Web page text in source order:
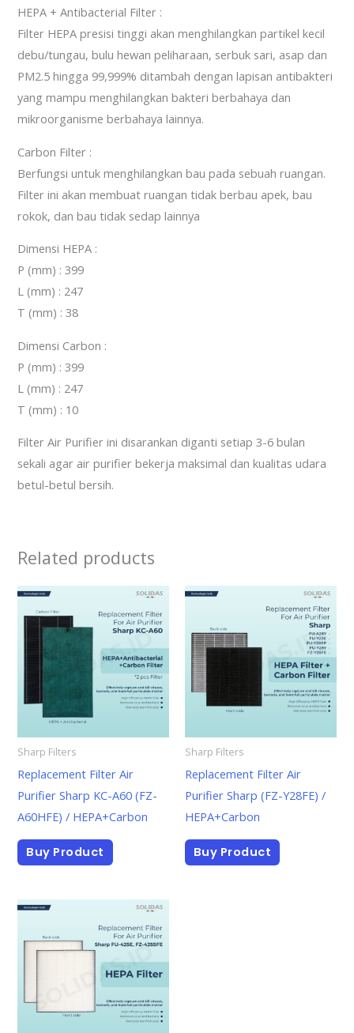
HEPA + Antibacterial Filter :
Filter HEPA presisi tinggi akan menghilangkan partikel kecil
debu/tungau, bulu hewan peliharaan, serbuk sari, asap dan
PM2.5 hingga 99,999% ditambah dengan lapisan antibakteri
yang mampu menghilangkan bakteri berbahaya dan
mikroorganisme berbahaya lainnya.
Carbon Filter :
Berfungsi untuk menghilangkan bau pada sebuah ruangan.
Filter ini akan membuat ruangan tidak berbau apek, bau
rokok, dan bau tidak sedap lainnya
Dimensi HEPA :
P (mm) : 399
L (mm) : 247
T (mm) : 38
Dimensi Carbon :
P (mm) : 399
L (mm) : 247
T (mm) : 10
Filter Air Purifier ini disarankan diganti setiap 3-6 bulan
sekali agar air purifier bekerja maksimal dan kualitas udara
betul-betul bersih.
Related products
Sharp Filters
Replacement Filter Air
Purifier Sharp KC-A60 (FZ-
A60HFE) / HEPA+Carbon
Buy Product
Sharp Filters
Replacement Filter Air
Purifier Sharp (FZ-Y28FE) /
HEPA+Carbon
Buy Product